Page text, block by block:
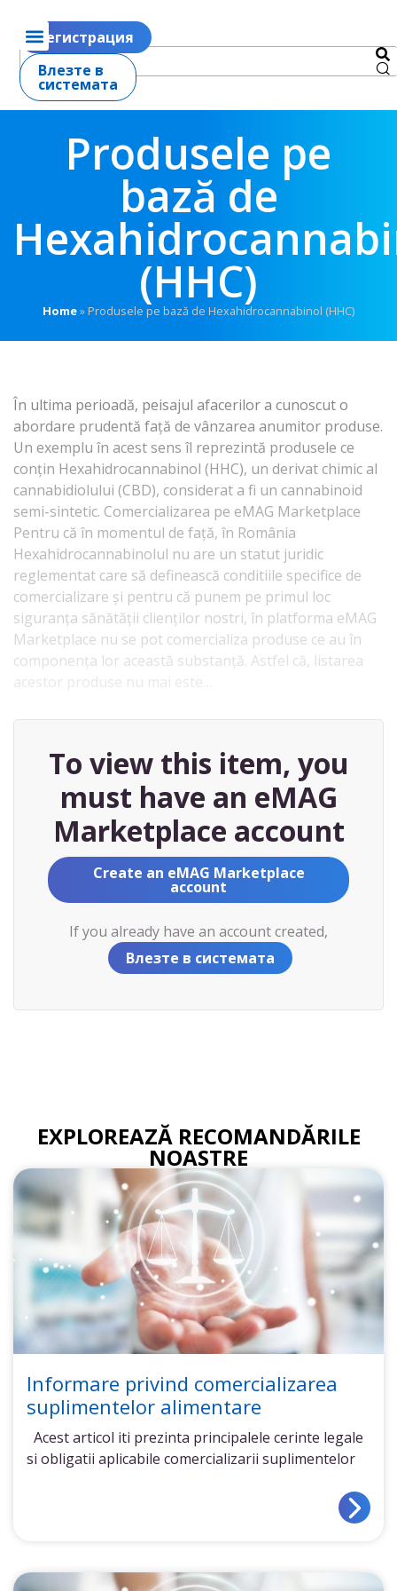
Регистрация
Влезте в
системата
Produsele pe
bază de
(HHC)
Home»Produsele pe bază de Hexahidrocannabinol (HHC)
În ultima perioadă, peisajul afacerilor a cunoscut o
abordare prudentă față de vânzarea anumitor produse.
Un exemplu în acest sens îl reprezintă produsele ce
conțin Hexahidrocannabinol (HHC), un derivat chimic al
cannabidiolului (CBD), considerat a fi un cannabinoid
semi-sintetic. Comercializarea pe eMAG Marketplace
Pentru că în momentul de față, în România
Hexahidrocannabinolul nu are un statut juridic
reglementat care să definească conditiile specifice de
comercializare și pentru că punem pe primul loc
siguranța sănătății clienților nostri, în platforma eMAG
Marketplace nu se pot comercializa produse ce au în
componența lor această substanță. Astfel că, listarea
acestor produse nu mai este…
To view this item, you
must have an eMAG
Marketplace account
Create an eMAG Marketplace
account
If you already have an account created,
Влезте в системата
EXPLOREAZĂ RECOMANDĂRILE
NOASTRE
Informare privind comercializarea
suplimentelor alimentare
Acest articol iti prezinta principalele cerinte legale
si obligatii aplicabile comercializarii suplimentelor